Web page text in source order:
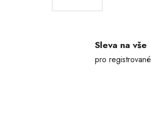
Sleva na vše
pro registrované